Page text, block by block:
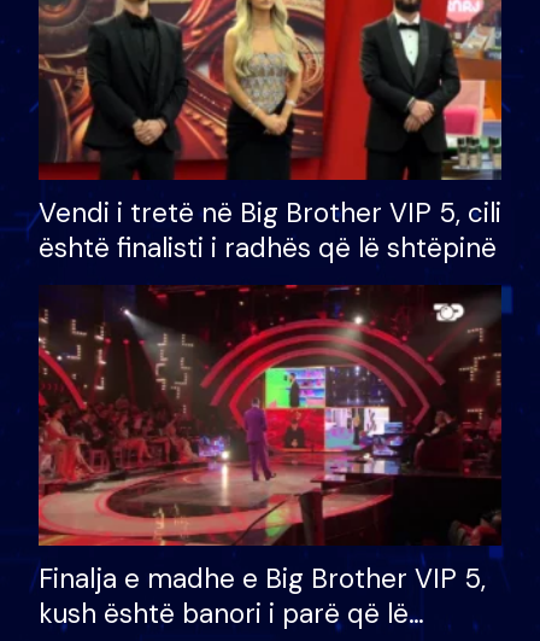
Vendi i tretë në Big Brother VIP 5, cili
është finalisti i radhës që lë shtëpinë
Finalja e madhe e Big Brother VIP 5,
kush është banori i parë që lë